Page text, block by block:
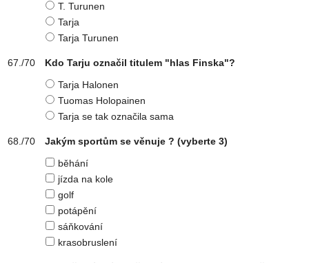
T. Turunen
Tarja
Tarja Turunen
Kdo Tarju označil titulem "hlas Finska"?
Tarja Halonen
Tuomas Holopainen
Tarja se tak označila sama
Jakým sportům se věnuje ? (vyberte 3)
běhání
jízda na kole
golf
potápění
sáňkování
krasobruslení